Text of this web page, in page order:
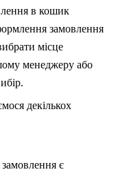
в кошик
замовлення
місце
менеджеру або
декількох
є